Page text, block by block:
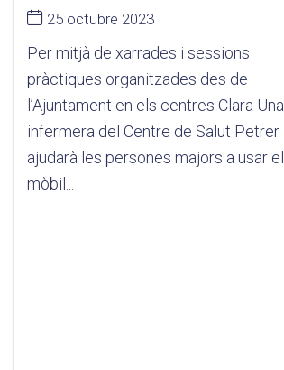
25 octubre 2023
Per mitjà de xarrades i sessions
pràctiques organitzades des de
l’Ajuntament en els centres Clara Una
infermera del Centre de Salut Petrer
ajudarà les persones majors a usar el
mòbil...